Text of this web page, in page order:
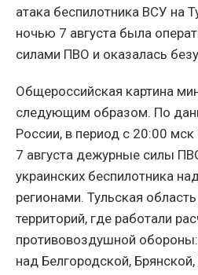
атака беспилотника ВСУ на
ночью 7 августа была
силами ПВО и оказалась
Общероссийская картина
следующим образом. По
России, в период с 20:00
7 августа дежурные силы
украинских беспилотника
регионами. Тульская
территорий, где работали
противовоздушной
над Белгородской,